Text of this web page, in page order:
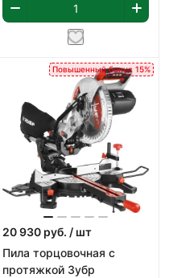
Повышенный бонус 15%
20 930 руб. / шт
Пила торцовочная с
протяжкой Зубр